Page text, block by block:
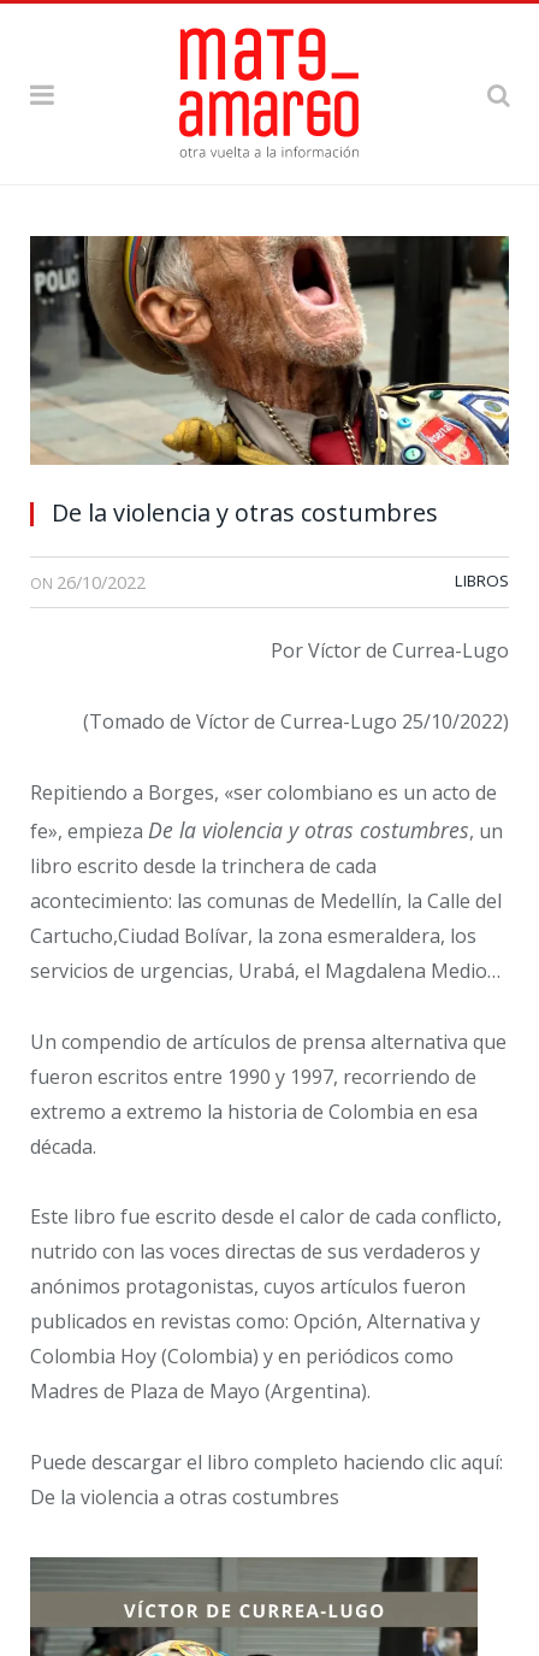
De la violencia y otras costumbres
ON 26/10/2022 LIBROS
Por Víctor de Currea-Lugo
(Tomado de Víctor de Currea-Lugo 25/10/2022)
Repitiendo a Borges, «ser colombiano es un acto de
fe», empieza De la violencia y otras costumbres, un
libro escrito desde la trinchera de cada
acontecimiento: las comunas de Medellín, la Calle del
Cartucho,Ciudad Bolívar, la zona esmeraldera, los
servicios de urgencias, Urabá, el Magdalena Medio…
Un compendio de artículos de prensa alternativa que
fueron escritos entre 1990 y 1997, recorriendo de
extremo a extremo la historia de Colombia en esa
década.
Este libro fue escrito desde el calor de cada conflicto,
nutrido con las voces directas de sus verdaderos y
anónimos protagonistas, cuyos artículos fueron
publicados en revistas como: Opción, Alternativa y
Colombia Hoy (Colombia) y en periódicos como
Madres de Plaza de Mayo (Argentina).
Puede descargar el libro completo haciendo clic aquí:
De la violencia a otras costumbres